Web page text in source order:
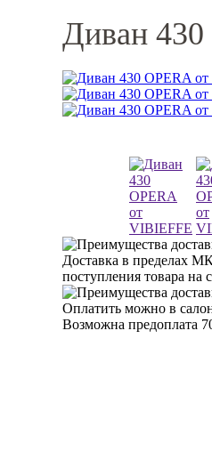
Диван
Доставка в пределах
поступления товара на
Оплатить можно в
Возможна предоплата